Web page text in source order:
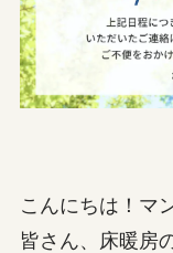
こんにちは！マ
皆さん、床暖房